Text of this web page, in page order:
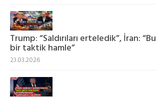
Trump: “Saldırıları erteledik”, İran: “Bu
bir taktik hamle”
23.03.2026